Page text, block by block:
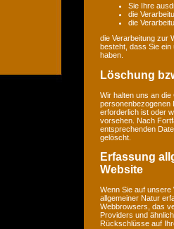
Sie Ihre
die
die
die Verarbeitung zur
besteht, dass Sie
haben.
Löschung
Wir halten uns an
personenbezogenen
erforderlich ist oder
vorsehen. Nach
entsprechenden
gelöscht.
Erfassung
Website
Wenn Sie auf
allgemeiner Natur
Webbrowsers, das
Providers und
Rückschlüsse auf